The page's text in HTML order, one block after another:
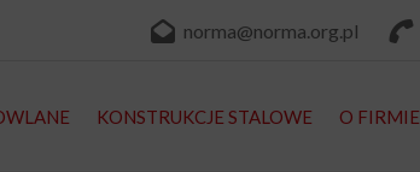
norma@norma.org.pl
KONSTRUKCJE STALOWE O FIRMIE